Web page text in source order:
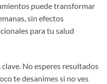
puede transformar
sin efectos
para tu salud
No esperes resultados
te desanimes si no ves